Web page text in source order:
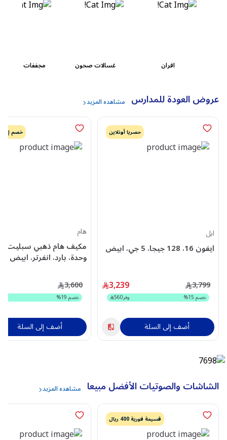
افران غسالات صحون مجففات الملابس
عروض العودة للمدارس مشاهده المزيد
حصريا أونلاين
ابل
ايفون 16، 128 جيجا، 5 جي، ابيض
3,239 3,799
خصم 15
% وفر560
أضف إلى السلة
خصم إضافي
هام
وحدة، بارد، انفرتر، ابيض -
3,600
خصم19
%
أضف إلى السلة
الشاشات والصوتيات الأفضل مبيعا مشاهده المزيد
قسيمة فورية 400 ريال